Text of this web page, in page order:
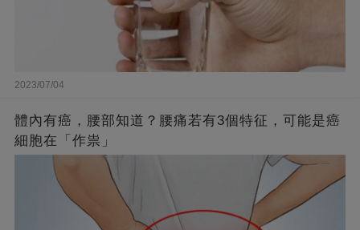
2023/07/04
體內有癌，腰部知道？腰痛若有3個特征，可能是癌
細胞在「作祟」